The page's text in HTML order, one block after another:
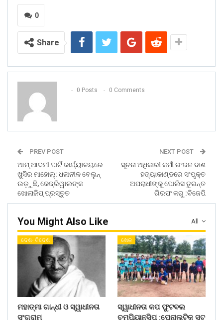
0
Share
0 Posts 0 Comments
PREV POST
ଆମ୍ ଆଦମୀ ପାର୍ଟି କାର୍ଯ୍ୟାଳୟରେ
ଖୁସିର ମାହୋଲ୍: ଧଳାନୀଳ ବେଲୁନ୍
ଉଡ଼ୁଛି, କେଜ୍ରିୱାଲଙ୍କ
ଖୋଲାଜିପ୍ ପ୍ରସ୍ତୁତ
NEXT POST
ସୂଚନା ଅଧିକାରୀ କର୍ମୀ ରଂଜନ ଦାଶ
ହତ୍ୟାକାଣ୍ଡରେ ସଂପୃକ୍ତ
ଅପରାଧୀଙ୍କୁ ପୋଲିସ ତୁରନ୍ତ
ଗିରଫ କରୁ :ବିଜେପି
All
You Might Also Like
ଦେଶ- ବିଦେଶ
ମହାତ୍ମା ଗାନ୍ଧୀ ଓ ସ୍ୱାଧୀନତା
ସଂଗ୍ରାମ
ଖେଳ
ସ୍ୱାଧୀନତା କପ ଫୁଟବଲ
ଚମ୍ପିୟାନସିପ :ପେନାଲଟିକ ସୁଟ